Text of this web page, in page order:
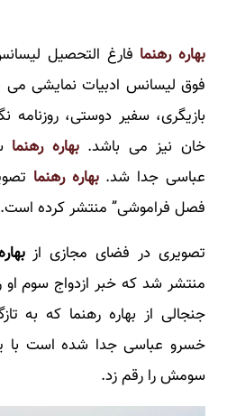
بهاره رهنما فارغ التحصیل
فوق لیسانس ادبیات نمایشی می
بازیگری، سفیر دوستی، روزنامه
خان نیز می باشد.بهاره رهنما
عباسی جدا شد.بهاره رهنما
فصل فراموشی” منتشر کرده است.
تصویری در فضای مجازی از
منتشر شد که خبر ازدواج سوم
جنجالی از بهاره رهنما که به
خسرو عباسی جدا شده است با
سومش را رقم زد.